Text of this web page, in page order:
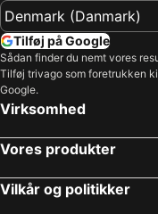
Tilføj på Google
Sådan finder du nemt vores
Tilføj trivago som foretrukken
Google.
Virksomhed
Vores produkter
Vilkår og politikker